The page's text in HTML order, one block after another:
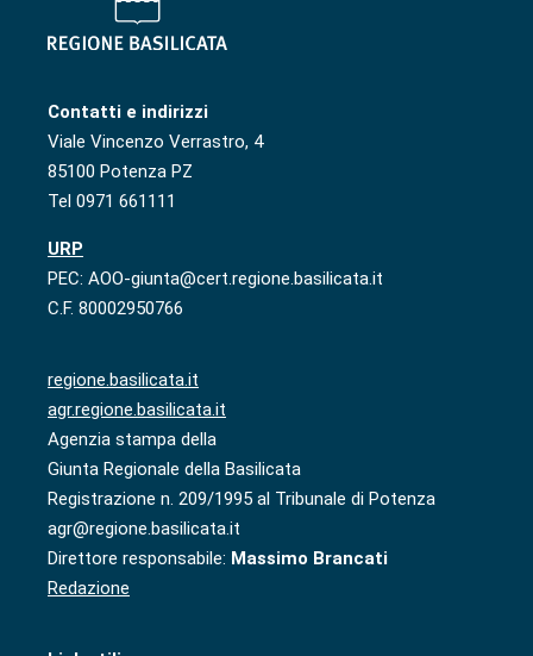
Contatti e indirizzi
Viale Vincenzo Verrastro, 4
85100 Potenza PZ
Tel 0971 661111
URP
PEC: AOO-giunta@cert.regione.basilicata.it
C.F. 80002950766
regione.basilicata.it
agr.regione.basilicata.it
Agenzia stampa della
Giunta Regionale della Basilicata
Registrazione n. 209/1995 al Tribunale di Potenza
agr@regione.basilicata.it
Direttore responsabile: Massimo Brancati
Redazione